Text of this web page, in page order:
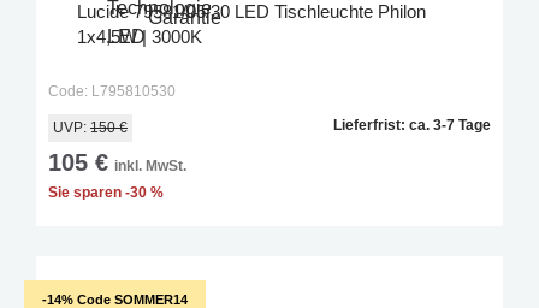
Lucide 79581/05/30 LED Tischleuchte Philon
1x4,5W | 3000K
Code: L795810530
UVP: 150 €
105 € inkl. MwSt.
Sie sparen -30 %
Lieferfrist: ca. 3-7 Tage
-14% Code SOMMER14